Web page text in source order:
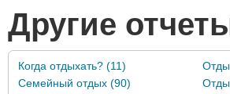
Другие
Когда отдыхать? (11)
Семейный отдых (90)